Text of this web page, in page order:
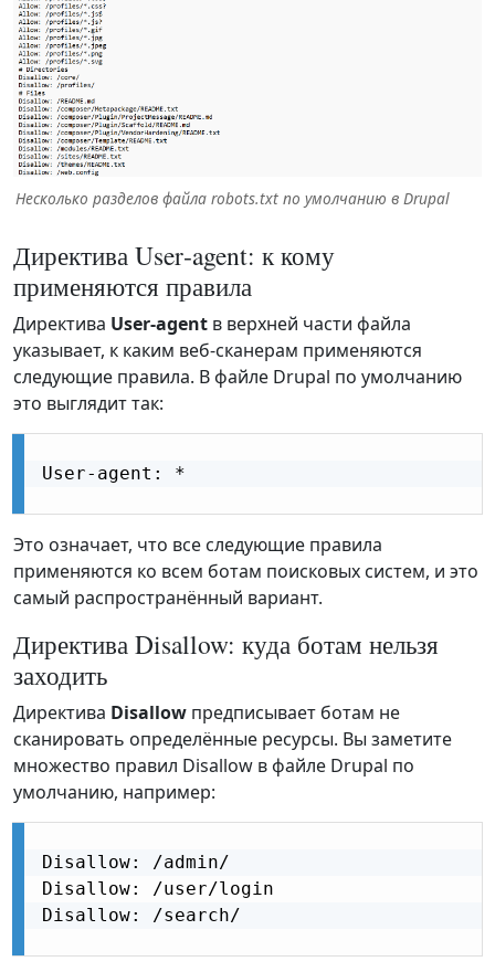
Несколько разделов файла robots.txt по умолчанию в Drupal
Директива User‑agent: к кому
применяются правила
Директива User‑agent в верхней части файла
указывает, к каким веб‑сканерам применяются
следующие правила. В файле Drupal по умолчанию
это выглядит так:
User-agent: *
Это означает, что все следующие правила
применяются ко всем ботам поисковых систем, и это
самый распространённый вариант.
Директива Disallow: куда ботам нельзя
заходить
Директива Disallow предписывает ботам не
сканировать определённые ресурсы. Вы заметите
множество правил Disallow в файле Drupal по
умолчанию, например:
Disallow: /admin/
Disallow: /user/login
Disallow: /search/